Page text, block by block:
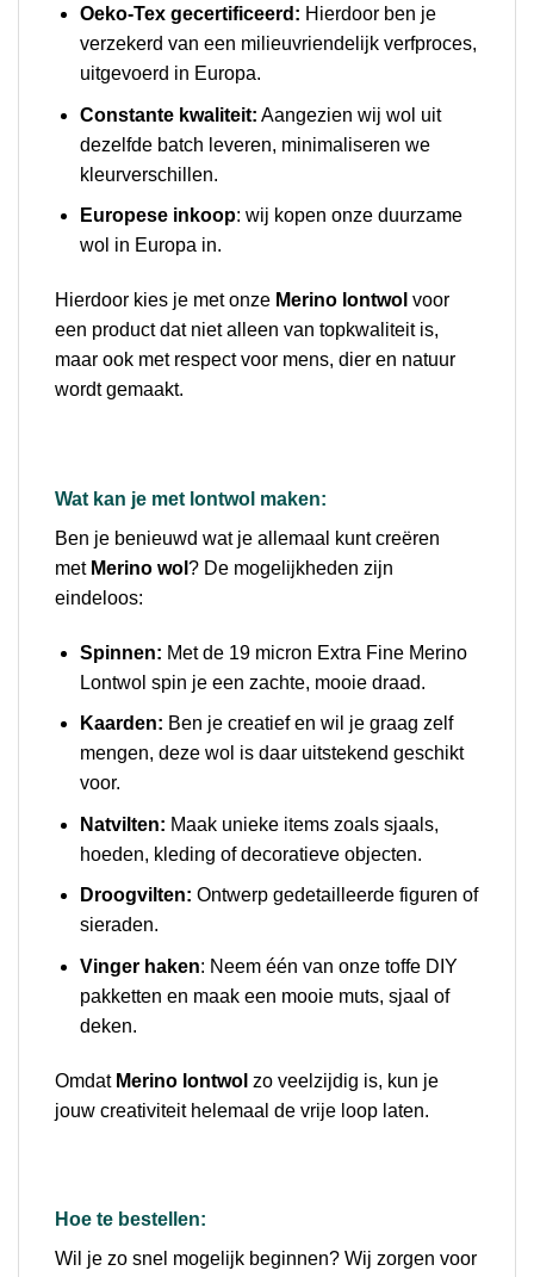
Oeko-Tex gecertificeerd: Hierdoor ben je
verzekerd van een milieuvriendelijk verfproces,
uitgevoerd in Europa.
Constante kwaliteit: Aangezien wij wol uit
dezelfde batch leveren, minimaliseren we
kleurverschillen.
Europese inkoop: wij kopen onze duurzame
wol in Europa in.
Hierdoor kies je met onze Merino lontwol voor
een product dat niet alleen van topkwaliteit is,
maar ook met respect voor mens, dier en natuur
wordt gemaakt.
Wat kan je met lontwol maken:
Ben je benieuwd wat je allemaal kunt creëren
met Merino wol ? De mogelijkheden zijn
eindeloos:
Spinnen: Met de 19 micron Extra Fine Merino
Lontwol spin je een zachte, mooie draad.
Kaarden: Ben je creatief en wil je graag zelf
mengen, deze wol is daar uitstekend geschikt
voor.
Natvilten: Maak unieke items zoals sjaals,
hoeden, kleding of decoratieve objecten.
Droogvilten: Ontwerp gedetailleerde figuren of
sieraden.
Vinger haken: Neem één van onze toffe DIY
pakketten en maak een mooie muts, sjaal of
deken.
Omdat Merino lontwol zo veelzijdig is, kun je
jouw creativiteit helemaal de vrije loop laten.
Hoe te bestellen:
Wil je zo snel mogelijk beginnen? Wij zorgen voor